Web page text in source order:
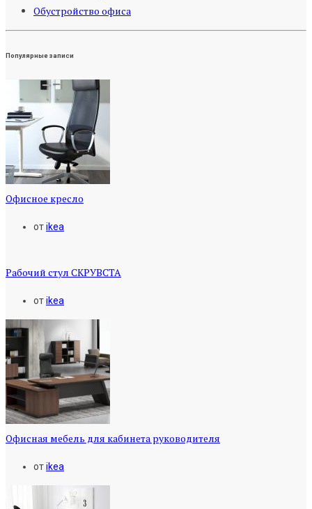
Обустройство офиса
Популярные записи
Офисное кресло
отikea
Рабочий стул СКРУВСТА
отikea
Офисная мебель для кабинета руководителя
отikea